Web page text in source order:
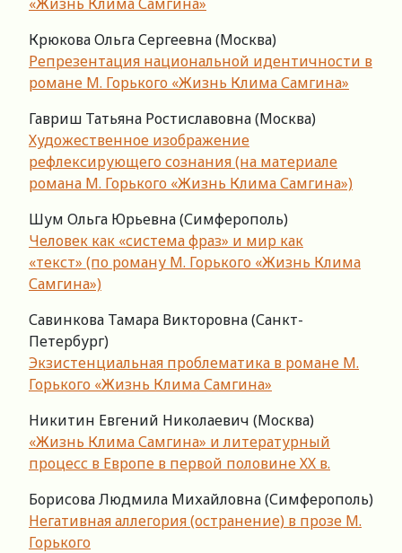
Крюкова Ольга Сергеевна (Москва)
Репрезентация национальной идентичности в
романе М. Горького «Жизнь Клима Самгина»
Гавриш Татьяна Ростиславовна (Москва)
Художественное изображение
рефлексирующего сознания (на материале
романа М. Горького «Жизнь Клима Самгина»)
Шум Ольга Юрьевна (Симферополь)
Человек как «система фраз» и мир как
«текст» (по роману М. Горького «Жизнь Клима
Самгина»)
Савинкова Тамара Викторовна (Санкт-
Петербург)
Экзистенциальная проблематика в романе М.
Горького «Жизнь Клима Самгина»
Никитин Евгений Николаевич (Москва)
«Жизнь Клима Самгина» и литературный
процесс в Европе в первой половине ХХ в.
Борисова Людмила Михайловна (Симферополь)
Негативная аллегория (остранение) в прозе М.
Горького